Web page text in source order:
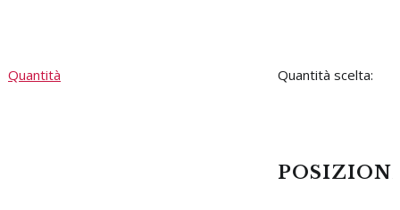
Quantità Quantità scelta: